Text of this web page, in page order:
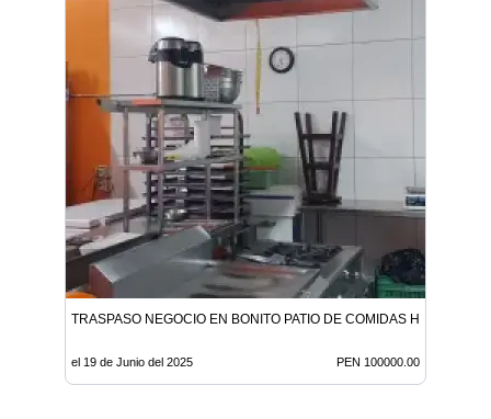
TRASPASO NEGOCIO EN BONITO PATIO DE COMIDAS HUAYL
el 19 de Junio del 2025 PEN 100000.00